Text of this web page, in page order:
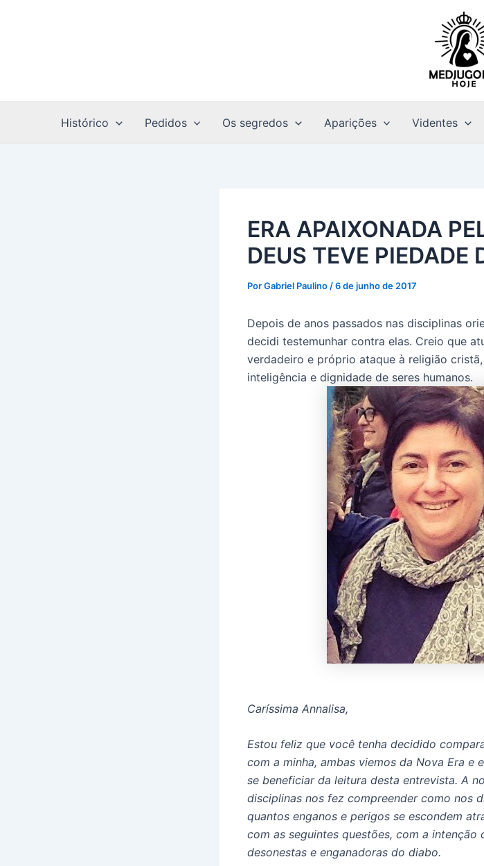
Histórico Pedidos Os segredos Aparições Videntes
ERA APAIXONADA
DEUS TEVE PIEDADE
PorGabriel Paulino /6 de junho de 2017
Depois de anos passados nas disciplinas
decidi testemunhar contra elas. Creio que
verdadeiro e próprio ataque à religião
inteligência e dignidade de seres humanos.
Caríssima Annalisa,
Estou feliz que você tenha decidido
com a minha, ambas viemos da Nova Era e
se beneficiar da leitura desta entrevista. A
disciplinas nos fez compreender como nos
quantos enganos e perigos se escondem
com as seguintes questões, com a
desonestas e enganadoras do diabo.